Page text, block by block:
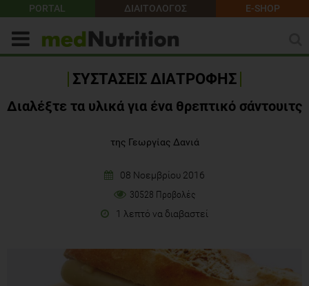
PORTAL ΔΙΑΙΤΟΛΟΓΟΣ E-SHOP
ΣΥΣΤΑΣΕΙΣ ΔΙΑΤΡΟΦΗΣ
Διαλέξτε τα υλικά για ένα θρεπτικό σάντουιτς
της Γεωργίας Δανιά
08 Νοεμβρίου 2016
30528 Προβολές
1 λεπτό να διαβαστεί